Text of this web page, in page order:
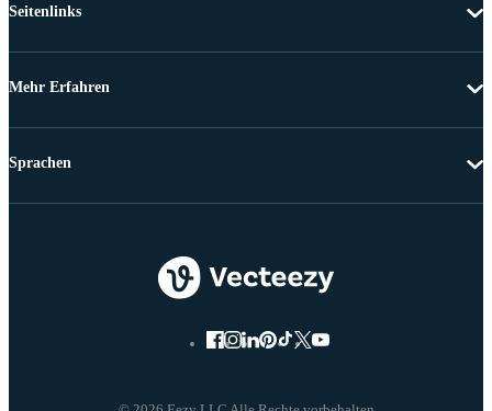
Seitenlinks
Mehr Erfahren
Sprachen